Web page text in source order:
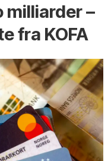
milliarder –
fra KOFA